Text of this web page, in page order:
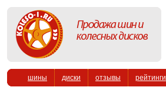
шины диски отзывы рейтинги